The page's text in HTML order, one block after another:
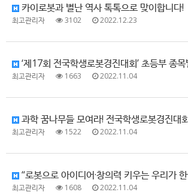
카이로봇과 별난 역사 톡톡으로 맞이합니다!
최고관리자 3102 2022.12.23
‘제17회 전국학생로봇경진대회’ 초등부 종목별
최고관리자 1663 2022.11.04
과학 꿈나무들 모여라! 전국학생로봇경진대
최고관리자 1522 2022.11.04
“로봇으로 아이디어·창의력 키우는 우리가 한국
최고관리자 1608 2022.11.04